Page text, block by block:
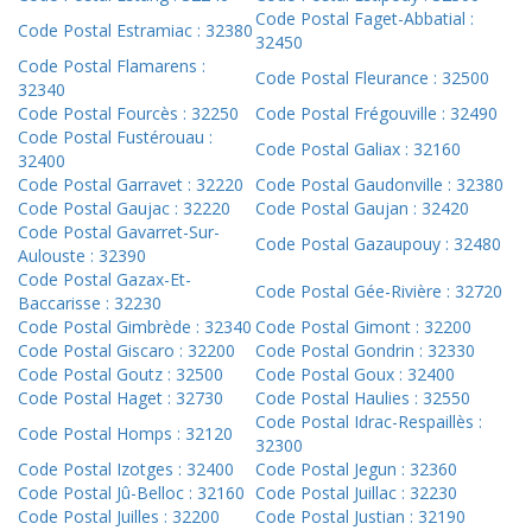
Code Postal Estramiac : 32380
Code Postal Faget-Abbatial :
32450
Code Postal Flamarens :
32340
Code Postal Fleurance : 32500
Code Postal Fourcès : 32250
Code Postal Frégouville : 32490
Code Postal Fustérouau :
32400
Code Postal Galiax : 32160
Code Postal Garravet : 32220 Code Postal Gaudonville : 32380
Code Postal Gaujac : 32220
Code Postal Gaujan : 32420
Code Postal Gavarret-Sur-
Aulouste : 32390
Code Postal Gazaupouy : 32480
Code Postal Gazax-Et-
Baccarisse : 32230
Code Postal Gée-Rivière : 32720
Code Postal Gimbrède : 32340 Code Postal Gimont : 32200
Code Postal Giscaro : 32200
Code Postal Gondrin : 32330
Code Postal Goutz : 32500
Code Postal Goux : 32400
Code Postal Haget : 32730
Code Postal Haulies : 32550
Code Postal Homps : 32120
Code Postal Idrac-Respaillès :
32300
Code Postal Izotges : 32400
Code Postal Jegun : 32360
Code Postal Jû-Belloc : 32160 Code Postal Juillac : 32230
Code Postal Juilles : 32200
Code Postal Justian : 32190